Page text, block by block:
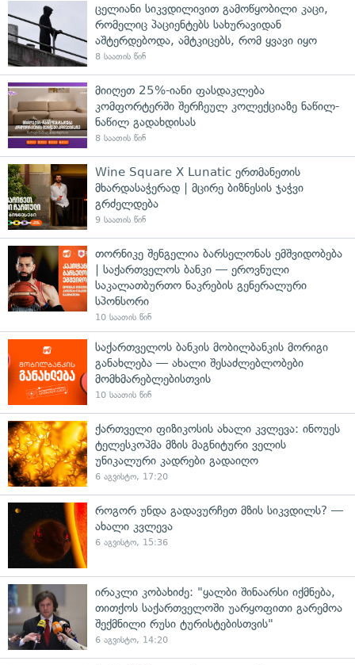
ცელიანი სიკვდილივით გამოწყობილი კაცი,
რომელიც პაციენტებს სახურავიდან
აშტერდებოდა, ამტკიცებს, რომ ყვავი იყო
8 საათის წინ
მიიღეთ 25%-იანი ფასდაკლება
კომფორტერში შერჩეულ კოლექციაზე ნაწილ-
ნაწილ გადახდისას
8 საათის წინ
Wine Square X Lunatic ერთმანეთის
მხარდასაჭერად | მცირე ბიზნესის ჯაჭვი
გრძელდება
9 საათის წინ
თორნიკე შენგელია ბარსელონას ემშვიდობება
| საქართველოს ბანკი — ეროვნული
საკალათბურთო ნაკრების გენერალური
სპონსორი
10 საათის წინ
საქართველოს ბანკის მობილბანკის მორიგი
განახლება — ახალი შესაძლებლობები
მომხმარებლებისთვის
10 საათის წინ
ქართველი ფიზიკოსის ახალი კვლევა: ინოუეს
ტელესკოპმა მზის მაგნიტური ველის
უნიკალური კადრები გადაიღო
6 აგვისტო, 17:20
როგორ უნდა გადავურჩეთ მზის სიკვდილს? —
ახალი კვლევა
6 აგვისტო, 15:36
ირაკლი კობახიძე: "ყალბი შინაარსი იქმნება,
თითქოს საქართველოში უარყოფითი გარემოა
შექმნილი რუსი ტურისტებისთვის"
6 აგვისტო, 14:20